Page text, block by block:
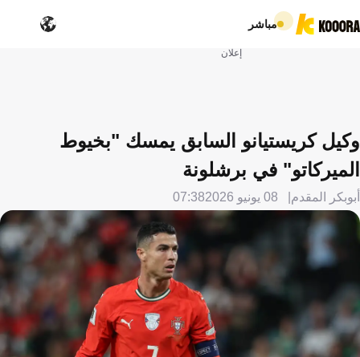
مباشر
إعلان
وكيل كريستيانو السابق يمسك "بخيوط
الميركاتو" في برشلونة
أبوبكر المقدم 08 يونيو 2026 07:38